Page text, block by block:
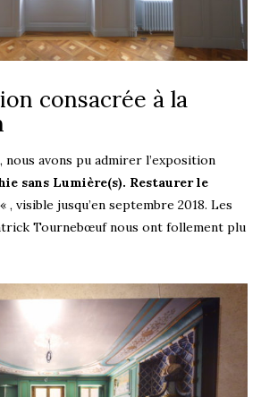
consacrée à la
nous avons pu admirer l’exposition
sans Lumière(s). Restaurer le
« , visible jusqu’en septembre 2018. Les
Tournebœuf nous ont follement plu